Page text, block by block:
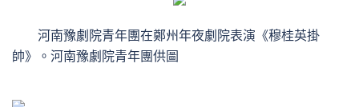
河南豫劇院青年團在鄭州年夜劇院表演《穆桂英掛
帥》。河南豫劇院青年團供圖